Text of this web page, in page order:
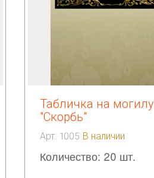
Табличка на могилу
"Скорбь"
Арт. 1005 В наличии
Количество: 20 шт.